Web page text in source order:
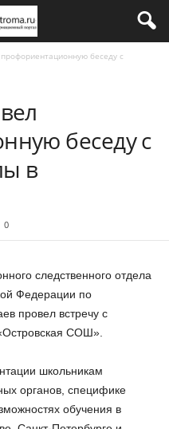
беседу с
беседу с
в
0
следственного отдела
Федерации по
провел встречу с
СОШ».
школьникам
органов, специфике
обучения в